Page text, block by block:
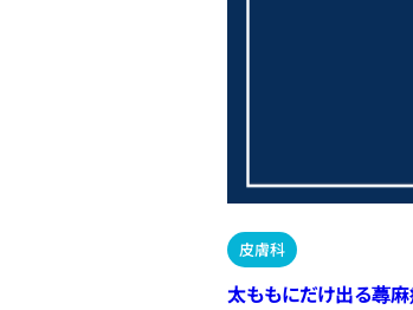
皮膚科
太ももにだけ出る蕁麻